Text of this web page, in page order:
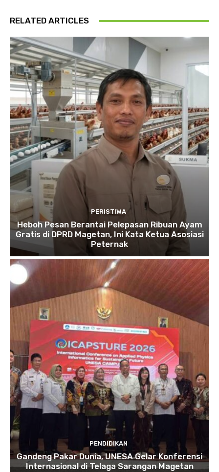
RELATED ARTICLES
PERISTIWA
Heboh Pesan Berantai Pelepasan Ribuan Ayam
Gratis di DPRD Magetan, Ini Kata Ketua Asosiasi
Peternak
PENDIDIKAN
Gandeng Pakar Dunia, UNESA Gelar Konferensi
Internasional di Telaga Sarangan Magetan